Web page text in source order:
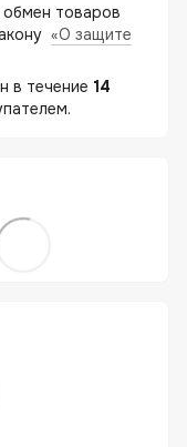
товаров
«О защите
в течение 14